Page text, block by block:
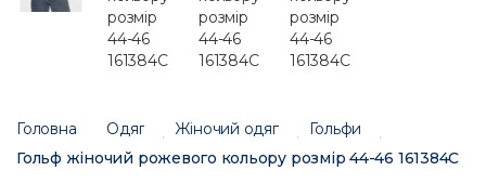
Головна Одяг Жіночий одяг
Гольфи
Гольф жіночий рожевого кольору розмір 44-46 161384C